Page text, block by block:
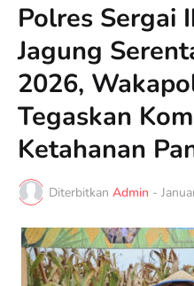
Polres Sergai
Jagung
2026,
Tegaskan
Ketahanan
Diterbitkan Admin -